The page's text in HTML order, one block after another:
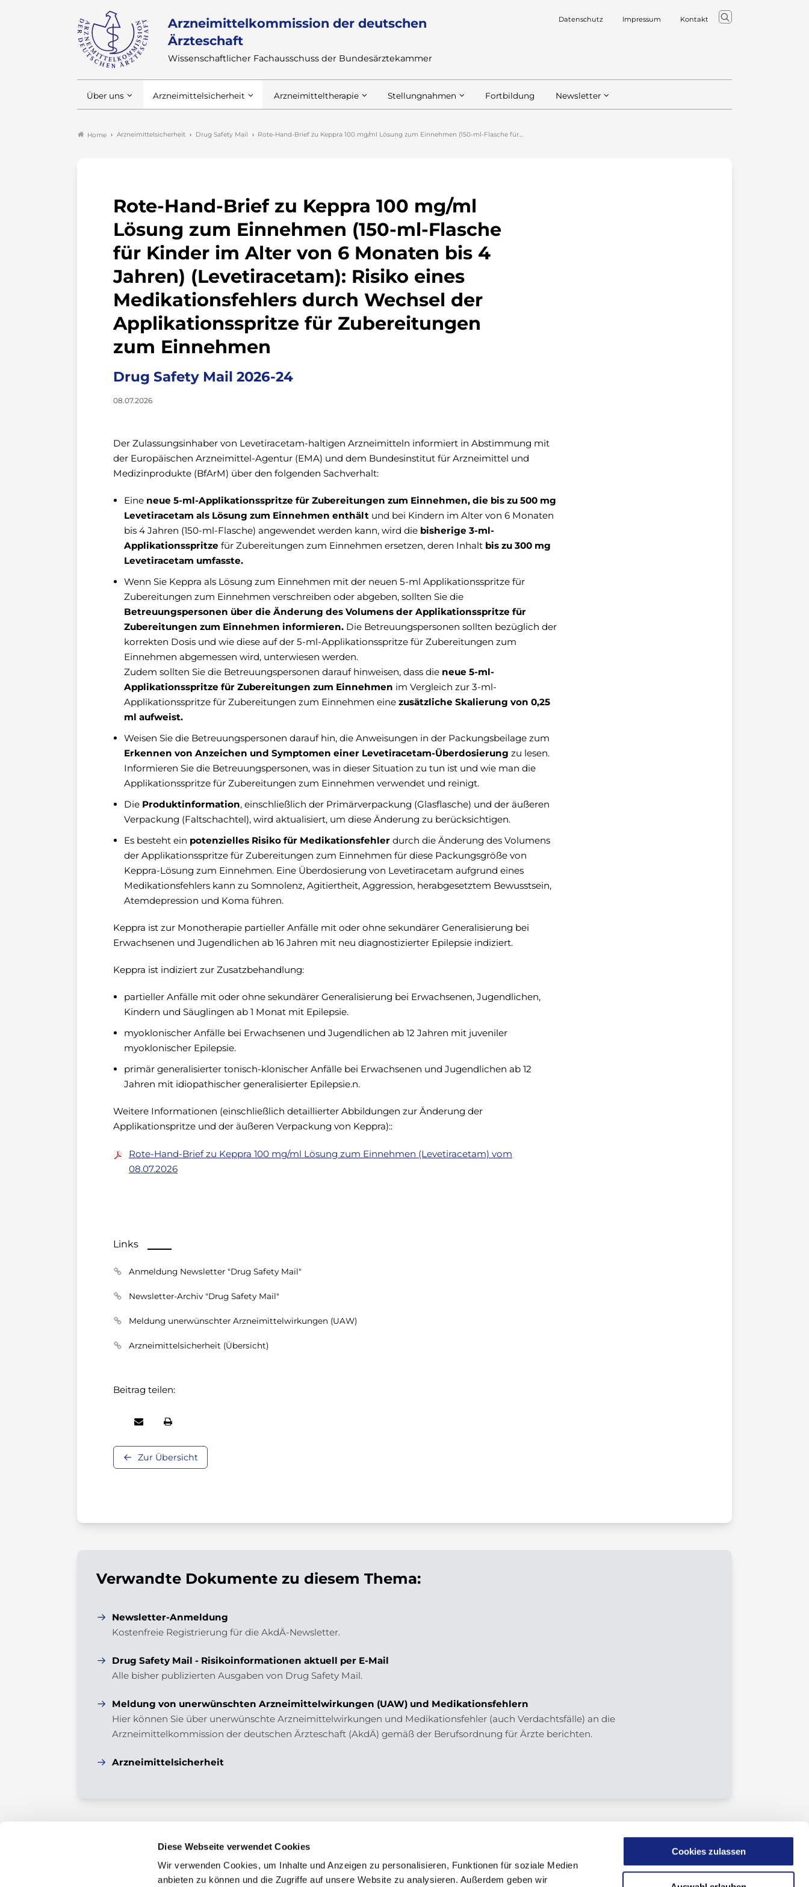
Diese Webseite verwendet Cookies
Wir verwenden Cookies, um Inhalte und Anzeigen zu personalisieren, Funktionen für soziale Medien
anbieten zu können und die Zugriffe auf unsere Website zu analysieren. Außerdem geben wir
Cookies zulassen
Arzneimittelkommission der deutschen
Ärzteschaft
Wissenschaftlicher Fachausschuss der Bundesärztekammer
Datenschutz Impressum Kontakt
Über uns Arzneimittelsicherheit Arzneimitteltherapie Stellungnahmen Fortbildung Newsletter
Home Arzneimittelsicherheit Drug Safety Mail Rote-Hand-Brief zu Keppra 100 mg/ml Lösung zum Einnehmen (150-ml-Flasche für…
Rote-Hand-Brief zu Keppra 100 mg/ml
Lösung zum Einnehmen (150-ml-Flasche
für Kinder im Alter von 6 Monaten bis 4
Jahren) (Levetiracetam): Risiko eines
Medikationsfehlers durch Wechsel der
Applikationsspritze für Zubereitungen
zum Einnehmen
Drug Safety Mail 2026-24
08.07.2026
Der Zulassungsinhaber von Levetiracetam-haltigen Arzneimitteln informiert in Abstimmung mit
der Europäischen Arzneimittel-Agentur (EMA) und dem Bundesinstitut für Arzneimittel und
Medizinprodukte (BfArM) über den folgenden Sachverhalt:
Eine neue 5-ml-Applikationsspritze für Zubereitungen zum Einnehmen, die bis zu 500 mg
Levetiracetam als Lösung zum Einnehmen enthält und bei Kindern im Alter von 6 Monaten
bis 4 Jahren (150-ml-Flasche) angewendet werden kann, wird die bisherige 3-ml-
Applikationsspritze für Zubereitungen zum Einnehmen ersetzen, deren Inhalt bis zu 300 mg
Levetiracetam umfasste.
Wenn Sie Keppra als Lösung zum Einnehmen mit der neuen 5-ml Applikationsspritze für
Zubereitungen zum Einnehmen verschreiben oder abgeben, sollten Sie die
Betreuungspersonen über die Änderung des Volumens der Applikationsspritze für
Zubereitungen zum Einnehmen informieren. Die Betreuungspersonen sollten bezüglich der
korrekten Dosis und wie diese auf der 5-ml-Applikationsspritze für Zubereitungen zum
Einnehmen abgemessen wird, unterwiesen werden.
Zudem sollten Sie die Betreuungspersonen darauf hinweisen, dass die neue 5-ml-
Applikationsspritze für Zubereitungen zum Einnehmen im Vergleich zur 3-ml-
Applikationsspritze für Zubereitungen zum Einnehmen eine zusätzliche Skalierung von 0,25
ml aufweist.
Weisen Sie die Betreuungspersonen darauf hin, die Anweisungen in der Packungsbeilage zum
Erkennen von Anzeichen und Symptomen einer Levetiracetam-Überdosierung zu lesen.
Informieren Sie die Betreuungspersonen, was in dieser Situation zu tun ist und wie man die
Applikationsspritze für Zubereitungen zum Einnehmen verwendet und reinigt.
Die Produktinformation, einschließlich der Primärverpackung (Glasflasche) und der äußeren
Verpackung (Faltschachtel), wird aktualisiert, um diese Änderung zu berücksichtigen.
Es besteht ein potenzielles Risiko für Medikationsfehler durch die Änderung des Volumens
der Applikationsspritze für Zubereitungen zum Einnehmen für diese Packungsgröße von
Keppra-Lösung zum Einnehmen. Eine Überdosierung von Levetiracetam aufgrund eines
Medikationsfehlers kann zu Somnolenz, Agitiertheit, Aggression, herabgesetztem Bewusstsein,
Atemdepression und Koma führen.
Keppra ist zur Monotherapie partieller Anfälle mit oder ohne sekundärer Generalisierung bei
Erwachsenen und Jugendlichen ab 16 Jahren mit neu diagnostizierter Epilepsie indiziert.
Keppra ist indiziert zur Zusatzbehandlung:
partieller Anfälle mit oder ohne sekundärer Generalisierung bei Erwachsenen, Jugendlichen,
Kindern und Säuglingen ab 1 Monat mit Epilepsie.
myoklonischer Anfälle bei Erwachsenen und Jugendlichen ab 12 Jahren mit juveniler
myoklonischer Epilepsie.
primär generalisierter tonisch-klonischer Anfälle bei Erwachsenen und Jugendlichen ab 12
Jahren mit idiopathischer generalisierter Epilepsie.n.
Weitere Informationen (einschließlich detaillierter Abbildungen zur Änderung der
Applikationspritze und der äußeren Verpackung von Keppra)::
Rote-Hand-Brief zu Keppra 100 mg/ml Lösung zum Einnehmen (Levetiracetam) vom
08.07.2026
Links
Anmeldung Newsletter "Drug Safety Mail"
Newsletter-Archiv "Drug Safety Mail"
Meldung unerwünschter Arzneimittelwirkungen (UAW)
Arzneimittelsicherheit (Übersicht)
Beitrag teilen:
Zur Übersicht
Verwandte Dokumente zu diesem Thema:
Newsletter-Anmeldung
Kostenfreie Registrierung für die AkdÄ-Newsletter.
Drug Safety Mail - Risikoinformationen aktuell per E-Mail
Alle bisher publizierten Ausgaben von Drug Safety Mail.
Meldung von unerwünschten Arzneimittelwirkungen (UAW) und Medikationsfehlern
Hier können Sie über unerwünschte Arzneimittelwirkungen und Medikationsfehler (auch Verdachtsfälle) an die
Arzneimittelkommission der deutschen Ärzteschaft (AkdÄ) gemäß der Berufsordnung für Ärzte berichten.
Arzneimittelsicherheit